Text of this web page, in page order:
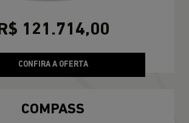
R$ 121.714,00
CONFIRA A OFERTA
COMPASS